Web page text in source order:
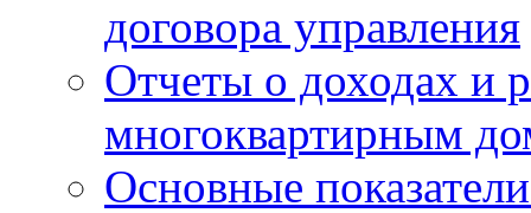
договора управления
Отчеты о доходах и
многоквартирным
Основные